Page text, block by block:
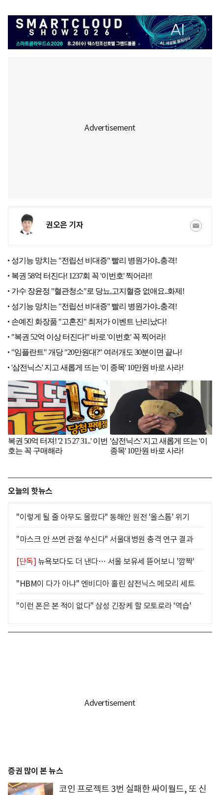
권오은 기자
오늘의 핫뉴스
"이렇게 될 줄 아무도 몰랐다" 동해안 원전 '올스톱' 위기
"마스크 안 쓰면 관절 쑤신다" 서울대병원 충격 연구 결과
[단독] 뉴욕보다도 더 낸다… 서울 보유세 뜯어보니 '깜짝'
"HBM이 다가 아냐" 엔비디아 홀린 삼전닉스 메모리 세트
"이런 폰은 본 적이 없다" 삼성 긴장케 할 모토로라 '역습'
증권 많이 본 뉴스
코인 프로젝트 3번 실패한 싸이월드, 또 신